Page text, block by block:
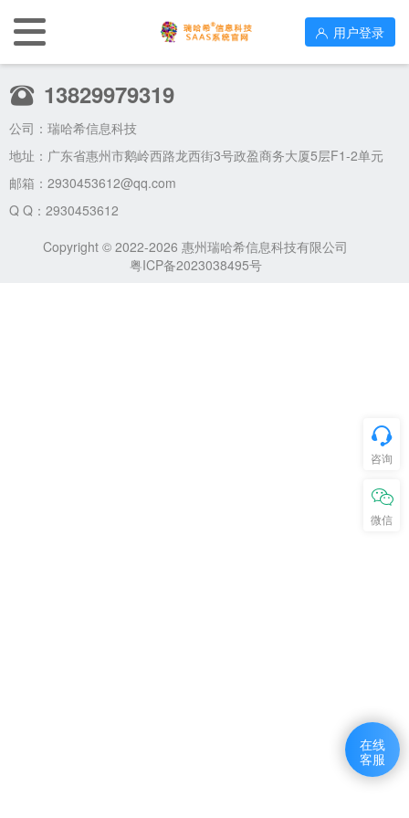
用户登录
在线
客服
13829979319
公司：瑞哈希信息科技
地址：广东省惠州市鹅岭西路龙西街3号政盈商务大厦5层F1-2单元
邮箱： 2930453612@qq.com
Q Q：2930453612
Copyright © 2022-2026 惠州瑞哈希信息科技有限公司
粤ICP备2023038495号
咨询
微信